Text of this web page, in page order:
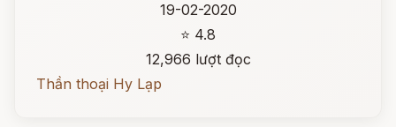
19-02-2020
⭐ 4.8
12,966 lượt đọc
Thần thoại Hy Lạp